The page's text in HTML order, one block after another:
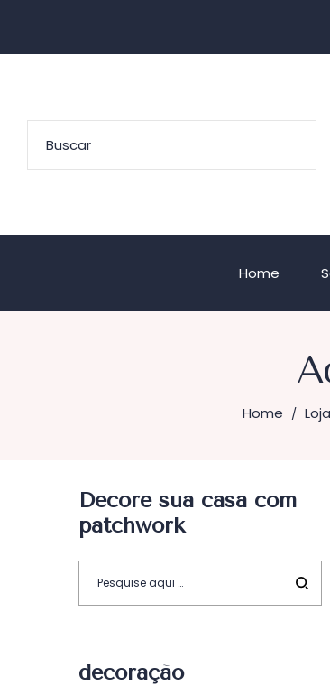
Home
Home / Loja
Decore sua casa com
patchwork
decoração